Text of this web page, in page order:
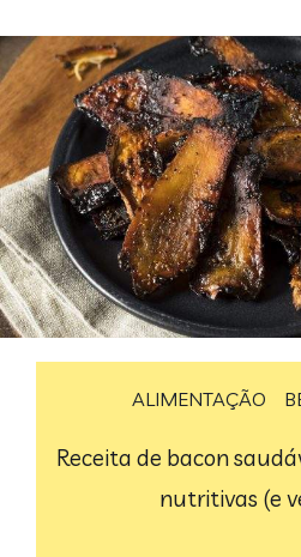
ALIMENTAÇÃO
Receita de bacon
nutritivas (e